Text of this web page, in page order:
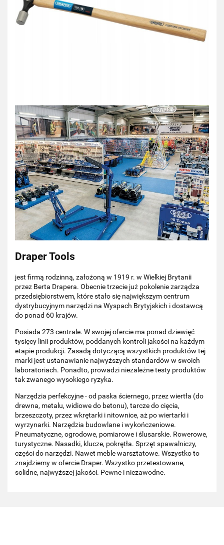
Draper Tools
jest firmą rodzinną, założoną w 1919 r. w Wielkiej Brytanii
przez Berta Drapera. Obecnie trzecie już pokolenie zarządza
przedsiębiorstwem, które stało się największym centrum
dystrybucyjnym narzędzi na Wyspach Brytyjskich i dostawcą
do ponad 60 krajów.
Posiada 273 centrale. W swojej ofercie ma ponad dziewięć
tysięcy linii produktów, poddanych kontroli jakości na każdym
etapie produkcji. Zasadą dotyczącą wszystkich produktów tej
marki jest ustanawianie najwyższych standardów w swoich
laboratoriach. Ponadto, prowadzi niezależne testy produktów
tak zwanego wysokiego ryzyka.
Narzędzia perfekcyjne - od paska ściernego, przez wiertła (do
drewna, metalu, widiowe do betonu), tarcze do cięcia,
brzeszczoty, przez wkrętarki i nitownice, aż po wiertarki i
wyrzynarki. Narzędzia budowlane i wykończeniowe.
Pneumatyczne, ogrodowe, pomiarowe i ślusarskie. Rowerowe,
turystyczne. Nasadki, klucze, pokrętła. Sprzęt spawalniczy,
części do narzędzi. Nawet meble warsztatowe. Wszystko to
znajdziemy w ofercie Draper. Wszystko przetestowane,
solidne, najwyższej jakości. Pewne i niezawodne.